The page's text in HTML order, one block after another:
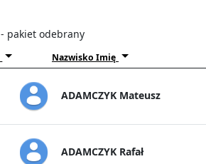
- pakiet odebrany
Nazwisko Imię
ADAMCZYK Mateusz
ADAMCZYK Rafał